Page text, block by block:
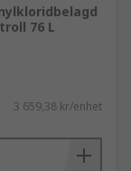
76 L
3 659,38 kr/enhet